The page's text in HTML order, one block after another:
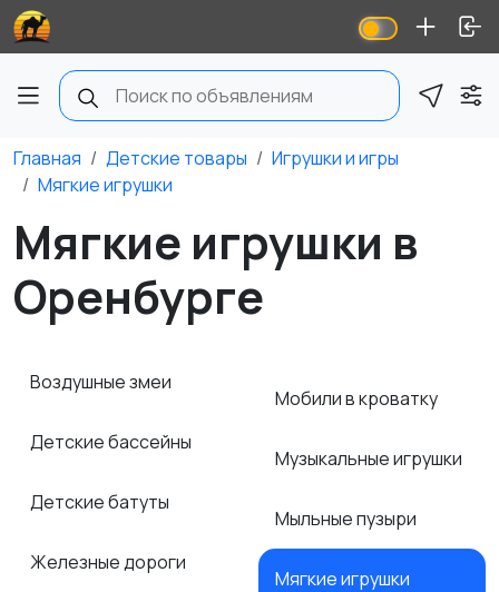
Главная Детские товары
Игрушки и игры
Мягкие игрушки
Мягкие игрушки в
Оренбурге
Воздушные змеи
Детские бассейны
Детские батуты
Железные дороги
Мобили в кроватку
Музыкальные игрушки
Мыльные пузыри
Мягкие игрушки